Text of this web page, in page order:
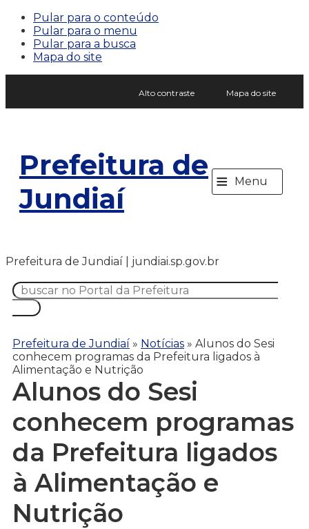
Pular para o conteúdo
Pular para o menu
Pular para a busca
Mapa do site
Alto contraste Mapa do site
Prefeitura de
Jundiaí
≡ Menu
Prefeitura de Jundiaí | jundiai.sp.gov.br
Prefeitura de Jundiaí » Notícias » Alunos do Sesi
conhecem programas da Prefeitura ligados à
Alimentação e Nutrição
Alunos do Sesi
conhecem programas
da Prefeitura ligados
à Alimentação e
Nutrição